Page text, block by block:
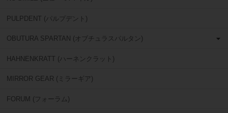
PULPDENT (パルプデント)
OBUTURA SPARTAN (オブチュラスパルタン)
HAHNENKRATT (ハーネンクラット)
MIRROR GEAR (ミラーギア)
FORUM (フォーラム)